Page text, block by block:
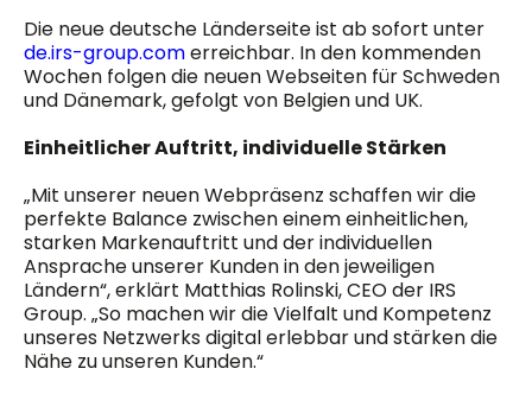
Die neue deutsche Länderseite ist ab sofort unter
de.irs-group.comerreichbar. In den kommenden
Wochen folgen die neuen Webseiten für Schweden
und Dänemark, gefolgt von Belgien und UK.
Einheitlicher Auftritt, individuelle Stärken
„Mit unserer neuen Webpräsenz schaffen wir die
perfekte Balance zwischen einem einheitlichen,
starken Markenauftritt und der individuellen
Ansprache unserer Kunden in den jeweiligen
Ländern“, erklärt Matthias Rolinski, CEO der IRS
Group. „So machen wir die Vielfalt und Kompetenz
unseres Netzwerks digital erlebbar und stärken die
Nähe zu unseren Kunden.“